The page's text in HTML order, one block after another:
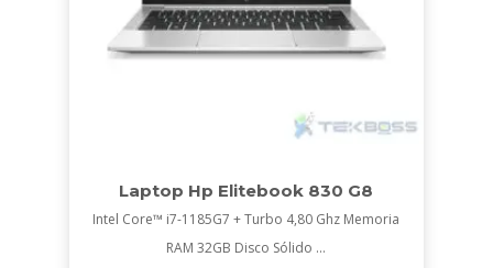
Laptop Hp Elitebook 830 G8
Intel Core™ i7-1185G7 + Turbo 4,80 Ghz Memoria
RAM 32GB Disco Sólido ...